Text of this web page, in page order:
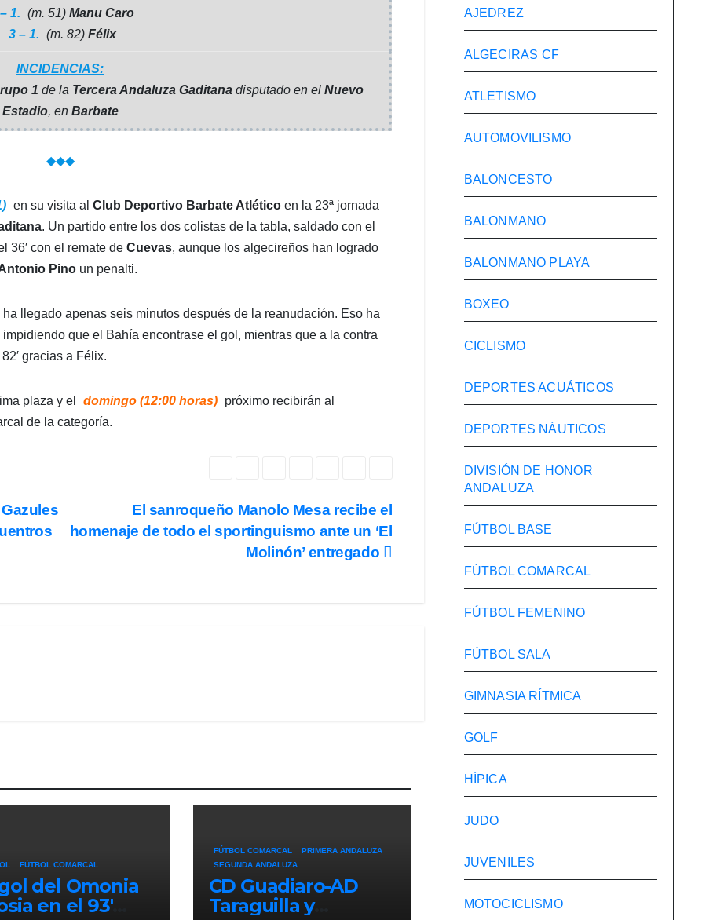
1. (m. 51) Manu Caro
3 – 1. (m. 82) Félix
INCIDENCIAS:
1 de la Tercera Andaluza Gaditanadisputado en el Nuevo
Estadio, en Barbate
◆◆◆
en su visita al Club Deportivo Barbate Atlético en la 23ª jornada
. Un partido entre los dos colistas de la tabla, saldado con el
36′ con el remate de Cuevas, aunque los algecireños han logrado
Pino un penalti.
llegado apenas seis minutos después de la reanudación. Eso ha
que el Bahía encontrase el gol, mientras que a la contra
gracias a Félix.
plaza y el domingo (12:00 horas) próximo recibirán al
de la categoría.
El sanroqueño Manolo Mesa recibe el
homenaje de todo el sportinguismo ante un ‘El
Molinón’ entregado
FÚTBOL COMARCAL
del Omonia
en el 93′
FÚTBOL COMARCAL
PRIMERA ANDALUZA
SEGUNDA ANDALUZA
CD Guadiaro-AD
Taraguilla y
AJEDREZ
ALGECIRAS CF
ATLETISMO
AUTOMOVILISMO
BALONCESTO
BALONMANO
BALONMANO PLAYA
BOXEO
CICLISMO
DEPORTES ACUÁTICOS
DEPORTES NÁUTICOS
DIVISIÓN DE HONOR
ANDALUZA
FÚTBOL BASE
FÚTBOL COMARCAL
FÚTBOL FEMENINO
FÚTBOL SALA
GIMNASIA RÍTMICA
GOLF
HÍPICA
JUDO
JUVENILES
MOTOCICLISMO